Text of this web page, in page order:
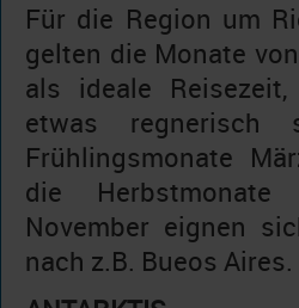
Für die Region um
gelten die Monate
als ideale
etwas regnerisch
Frühlingsmonate
die Herbstmonate
November eignen
nach z.B. Bueos Aires.